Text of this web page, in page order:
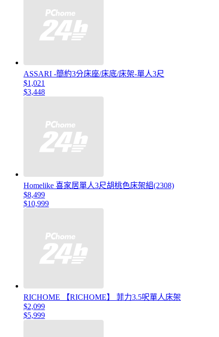
ASSARI -簡約3分床座/床底/床架-單人3尺
$1,021
$3,448
Homelike 喜家居單人3尺胡桃色床架組(2308)
$8,499
$10,999
RICHOME 【RICHOME】 菲力3.5呎單人床架
$2,099
$5,999